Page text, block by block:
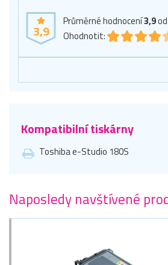
3,9
Průměrné hodnocení3,9od
Ohodnotit:
Kompatibilní tiskárny
Toshiba e-Studio 180S
Naposledy navštívené